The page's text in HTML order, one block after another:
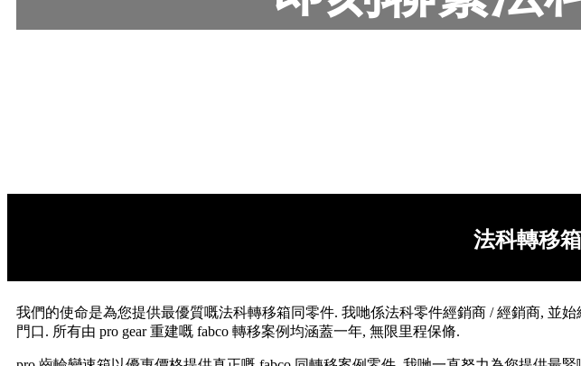
法科轉移
我們的使命是為您提供最優質嘅法科轉移箱同零件. 我哋係法科零件經銷商 / 經銷商, 並
門口. 所有由 pro gear 重建嘅 fabco 轉移案例均涵蓋一年, 無限里程保脩.